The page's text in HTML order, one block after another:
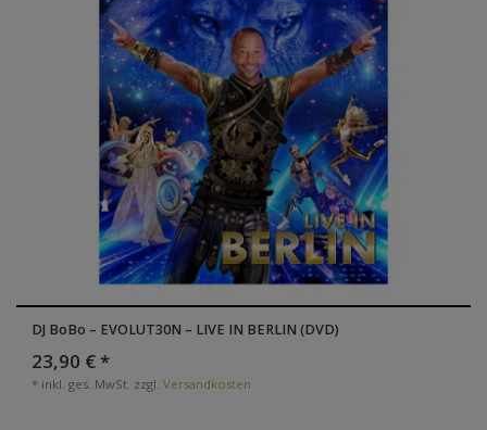
DJ BoBo – EVOLUT30N – LIVE IN BERLIN (DVD)
23,90 € *
* inkl. ges. MwSt. zzgl. Versandkosten